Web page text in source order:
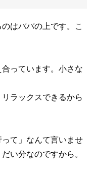
はパパの上です。こ
っています。小さな
ラックスできるから
て」なんて言いませ
い分なのですから。